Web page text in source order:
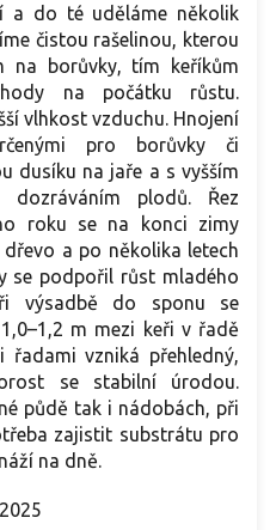
a do té uděláme několik
čistou rašelinou, kterou
na borůvky, tím keříkům
na počátku růstu.
vlhkost vzduchu. Hnojení
pro borůvky či
dusíku na jaře a s vyšším
dozráváním plodů. Řez
roku se na konci zimy
a po několika letech
se podpořil růst mladého
výsadbě do sponu se
m mezi keři v řadě
řadami vzniká přehledný,
se stabilní úrodou.
půdě tak i nádobách, při
zajistit substrátu pro
na dně.